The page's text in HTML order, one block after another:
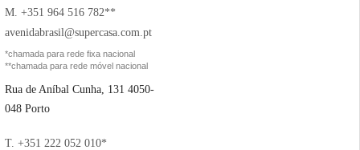
M. +351 964 516 782**
avenidabrasil@supercasa.com.pt
*chamada para rede fixa nacional
**chamada para rede móvel nacional
Rua de Aníbal Cunha, 131 4050-
048 Porto
T. +351 222 052 010*